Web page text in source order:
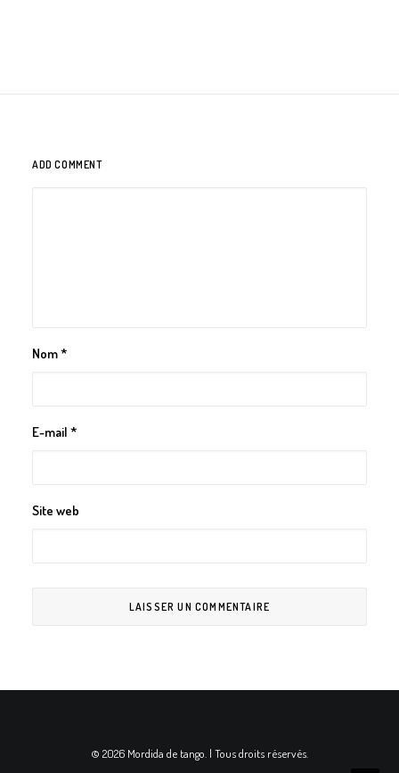
ADD COMMENT
Nom*
E-mail *
Site web
© 2026 Mordida de tango. | Tous droits réservés.